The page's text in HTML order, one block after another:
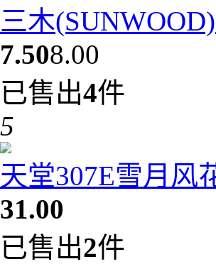
三木
7.508.00
已售出4件
5
天堂307E雪月风
31.00
已售出2件